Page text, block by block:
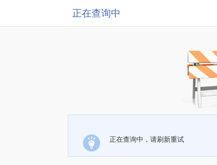
正在查询中
正在查询中，请刷新重试